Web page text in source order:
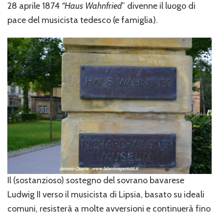
28 aprile 1874 “Haus Wahnfried” divenne il luogo di
pace del musicista tedesco (e famiglia).
Il (sostanzioso) sostegno del sovrano bavarese
Ludwig II verso il musicista di Lipsia, basato su ideali
comuni, resisterà a molte avversioni e continuerà fino